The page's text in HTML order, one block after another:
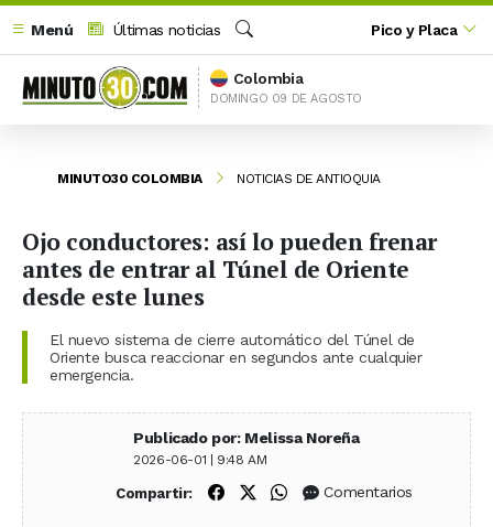
Menú
Últimas noticias
Buscar
Pico y Placa
Colombia
DOMINGO 09 DE AGOSTO
MINUTO30 COLOMBIA NOTICIAS DE ANTIOQUIA
Ojo conductores: así lo pueden frenar
antes de entrar al Túnel de Oriente
desde este lunes
El nuevo sistema de cierre automático del Túnel de
Oriente busca reaccionar en segundos ante cualquier
emergencia.
Publicado por: Melissa Noreña
2026-06-01 | 9:48 AM
Compartir: Compartir en Facebook
Compartir en X (Twitter)
Compartir en WhatsApp
Comentarios